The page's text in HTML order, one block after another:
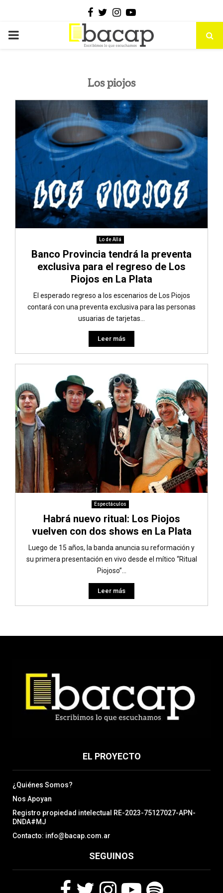
Facebook
Twitter
Instagram
Youtube
PRIMARY
Los piojos
Lo de Allá
Banco Provincia tendrá la preventa
exclusiva para el regreso de Los
Piojos en La Plata
El esperado regreso a los escenarios de Los Piojos
contará con una preventa exclusiva para las personas
usuarias de tarjetas...
Leer más
Espectáculos
Habrá nuevo ritual: Los Piojos
vuelven con dos shows en La Plata
Luego de 15 años, la banda anuncia su reformación y
su primera presentación en vivo desde el mítico “Ritual
Piojoso”...
Leer más
EL PROYECTO
¿Quiénes Somos?
Nos Apoyan
Registro propiedad intelectual RE-2023-75127027-APN-
DNDA#MJ
Contacto: info@bacap.com.ar
SEGUINOS